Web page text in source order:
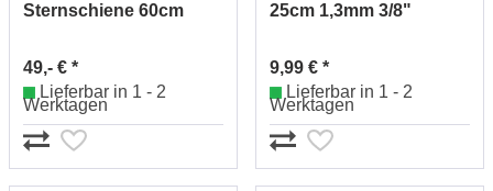
Sternschiene 60cm
49,- € *
Lieferbar in 1 - 2
Werktagen
25cm 1,3mm 3/8"
9,99 € *
Lieferbar in 1 - 2
Werktagen